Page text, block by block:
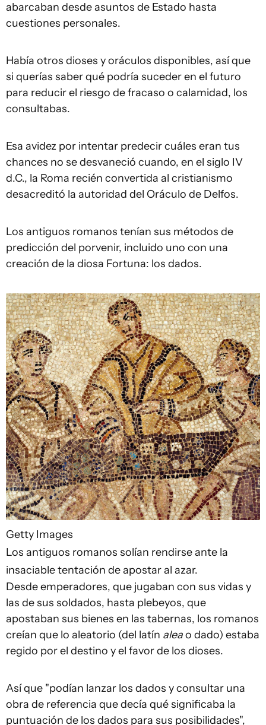
abarcaban desde asuntos de Estado hasta
cuestiones personales.
Había otros dioses y oráculos disponibles, así que
si querías saber qué podría suceder en el futuro
para reducir el riesgo de fracaso o calamidad, los
consultabas.
Esa avidez por intentar predecir cuáles eran tus
chances no se desvaneció cuando, en el siglo IV
d.C., la Roma recién convertida al cristianismo
desacreditó la autoridad del Oráculo de Delfos.
Los antiguos romanos tenían sus métodos de
predicción del porvenir, incluido uno con una
creación de la diosa Fortuna: los dados.
Getty Images
Los antiguos romanos solían rendirse ante la
insaciable tentación de apostar al azar.
Desde emperadores, que jugaban con sus vidas y
las de sus soldados, hasta plebeyos, que
apostaban sus bienes en las tabernas, los romanos
creían que lo aleatorio (del latín aleao dado) estaba
regido por el destino y el favor de los dioses.
Así que "podían lanzar los dados y consultar una
obra de referencia que decía qué significaba la
puntuación de los dados para sus posibilidades",